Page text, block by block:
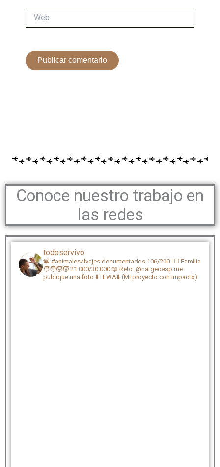
Conoce nuestro trabajo en
las redes
todoservivo
📽️ #animalesalvajes documentados 106/200 🏴‍☠️ Familia
🧑‍🧑‍🧒‍🧒 21.000/30.000 📖 Reto: @natgeoesp me
publique una foto ⬇️TEWA⬇️ (Mi proyecto con impacto)